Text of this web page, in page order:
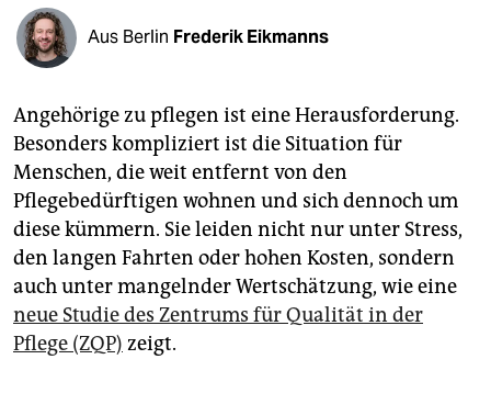
shop
fragen & hilfe
unterstützen
abo
genossenschaft
epaper login
Aus Berlin Frederik Eikmanns
Angehörige zu pflegen ist eine Herausforderung.
Besonders kompliziert ist die Situation für
Menschen, die weit entfernt von den
Pflegebedürftigen wohnen und sich dennoch um
diese kümmern. Sie leiden nicht nur unter Stress,
den langen Fahrten oder hohen Kosten, sondern
auch unter mangelnder Wertschätzung, wie eine
neue Studie des Zentrums für Qualität in der
Pflege (ZQP) zeigt.